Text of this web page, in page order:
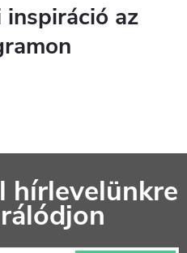
inspiráció az
hírlevelünkre